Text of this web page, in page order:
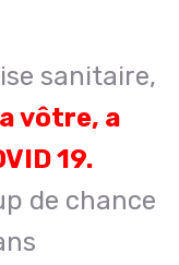
sanitaire,
vôtre, a
19.
de chance